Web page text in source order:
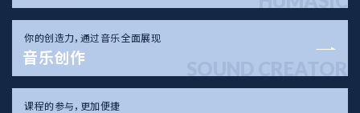
你的创造力，通过音乐全面展现
音乐创作
课程的参与，更加便捷